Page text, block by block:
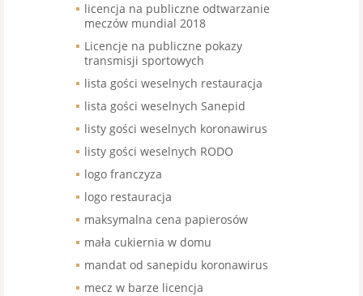
licencja na publiczne odtwarzanie
meczów mundial 2018
Licencje na publiczne pokazy
transmisji sportowych
lista gości weselnych restauracja
lista gości weselnych Sanepid
listy gości weselnych koronawirus
listy gości weselnych RODO
logo franczyza
logo restauracja
maksymalna cena papierosów
mała cukiernia w domu
mandat od sanepidu koronawirus
mecz w barze licencja